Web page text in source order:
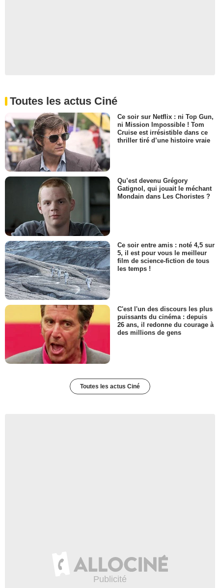
Toutes les actus Ciné
Ce soir sur Netflix : ni Top Gun,
ni Mission Impossible ! Tom
Cruise est irrésistible dans ce
thriller tiré d’une histoire vraie
Qu’est devenu Grégory
Gatignol, qui jouait le méchant
Mondain dans Les Choristes ?
Ce soir entre amis : noté 4,5 sur
5, il est pour vous le meilleur
film de science-fiction de tous
les temps !
C'est l'un des discours les plus
puissants du cinéma : depuis
26 ans, il redonne du courage à
des millions de gens
Toutes les actus Ciné